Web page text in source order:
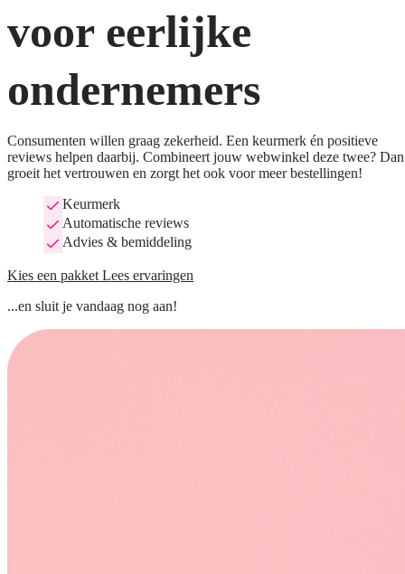
voor eerlijke
ondernemers
Consumenten willen graag zekerheid. Een keurmerk én positieve
reviews helpen daarbij. Combineert jouw webwinkel deze twee? Dan
groeit het vertrouwen en zorgt het ook voor meer bestellingen!
Keurmerk
Automatische reviews
Advies & bemiddeling
Kies een pakket Lees ervaringen
...en sluit je vandaag nog aan!